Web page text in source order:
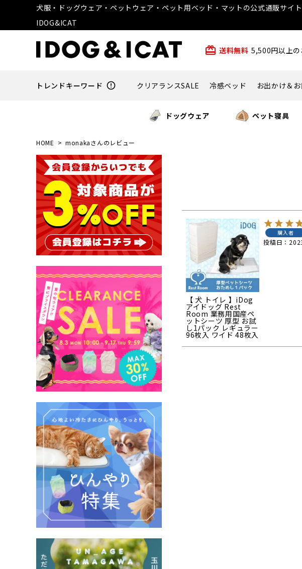
犬服・ドッグウェア・ペットウェア・ペット用ベッド・マットの公式通販サイ
IDOG&ICAT
card_giftcard 送料無料 5,500円以上
トレンドキーワード error_outline クリアランスSALE 冷感ベッド お出かけ＆
ドッグウェア ペット寝具
HOME monakaさんのレビュー
【 犬 トイレ 】iDog
アイドッグ Rest
Room 業務用国産ペ
ットシーツ 厚型 お試
し1パック レギュラー
96枚入 ワイド 48枚入
購入者
投稿日